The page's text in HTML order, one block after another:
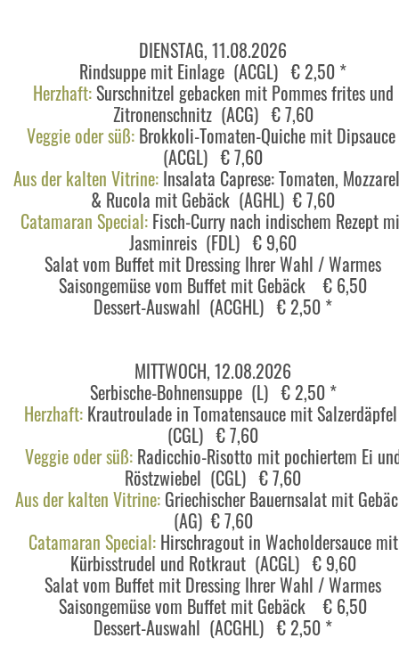
DIENSTAG, 11.08.2026
Rindsuppe mit Einlage (ACGL) € 2,50 *
Herzhaft:Surschnitzel gebacken mit Pommes frites und
Zitronenschnitz (ACG) € 7,60
Veggie oder süß:Brokkoli-Tomaten-Quiche mit Dipsauce
(ACGL) € 7,60
Aus der kalten Vitrine: Insalata Caprese: Tomaten,
& Rucola mit Gebäck (AGHL) € 7,60
Catamaran Special: Fisch-Curry nach indischem Rezept
Jasminreis (FDL) € 9,60
Salat vom Buffet mit Dressing Ihrer Wahl / Warmes
Saisongemüse vom Buffet mit Gebäck € 6,50
Dessert-Auswahl (ACGHL) € 2,50 *
MITTWOCH, 12.08.2026
Serbische-Bohnensuppe (L) € 2,50 *
Herzhaft: Krautroulade in Tomatensauce mit
(CGL) € 7,60
Veggie oder süß:Radicchio-Risotto mit pochiertem Ei
Röstzwiebel (CGL) € 7,60
Aus der kalten Vitrine: Griechischer Bauernsalat mit
(AG) € 7,60
Catamaran Special:Hirschragout in Wacholdersauce mit
Kürbisstrudel und Rotkraut (ACGL) € 9,60
Salat vom Buffet mit Dressing Ihrer Wahl / Warmes
Saisongemüse vom Buffet mit Gebäck € 6,50
Dessert-Auswahl (ACGHL) € 2,50 *